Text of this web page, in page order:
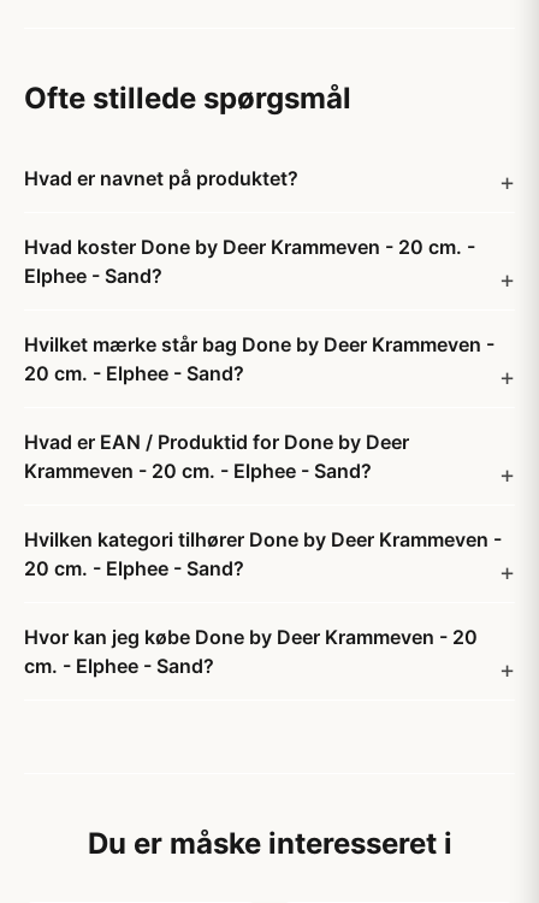
Ofte stillede spørgsmål
Hvad er navnet på produktet?
Hvad koster Done by Deer Krammeven - 20 cm. -
Elphee - Sand?
Hvilket mærke står bag Done by Deer Krammeven -
20 cm. - Elphee - Sand?
Hvad er EAN / Produktid for Done by Deer
Krammeven - 20 cm. - Elphee - Sand?
Hvilken kategori tilhører Done by Deer Krammeven -
20 cm. - Elphee - Sand?
Hvor kan jeg købe Done by Deer Krammeven - 20
cm. - Elphee - Sand?
Du er måske interesseret i